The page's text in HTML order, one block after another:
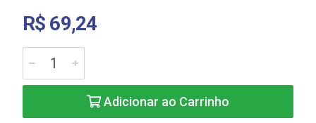
R$ 69,24
Adicionar ao Carrinho